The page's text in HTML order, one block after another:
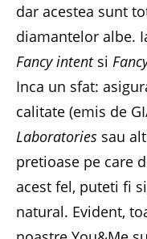
dar acestea sunt
diamantelor albe.
Fancy intentsi
Inca un sfat:
calitate (emis de
Laboratories sau
pretioase pe care
acest fel, puteti fi
natural. Evident,